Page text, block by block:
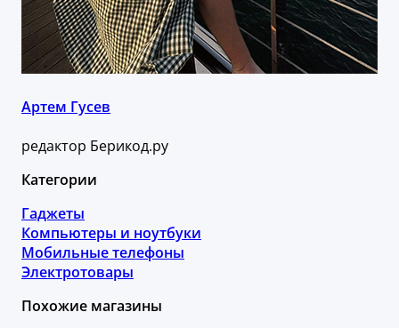
Артем Гусев
редактор Берикод.ру
Категории
Гаджеты
Компьютеры и ноутбуки
Мобильные телефоны
Электротовары
Похожие магазины